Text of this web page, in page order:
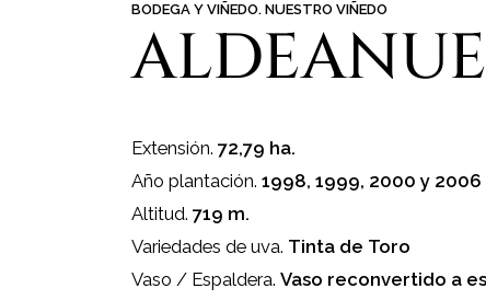
BODEGA Y VIÑEDO. NUESTRO VIÑEDO
Extensión. 72,79 ha.
Año plantación. 1998, 1999, 2000 y 2006
Altitud. 719 m.
Variedades de uva. Tinta de Toro
Vaso / Espaldera. Vaso reconvertido a